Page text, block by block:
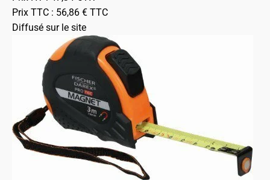
Prix TTC : 56,86 € TTC
Diffusé sur le site